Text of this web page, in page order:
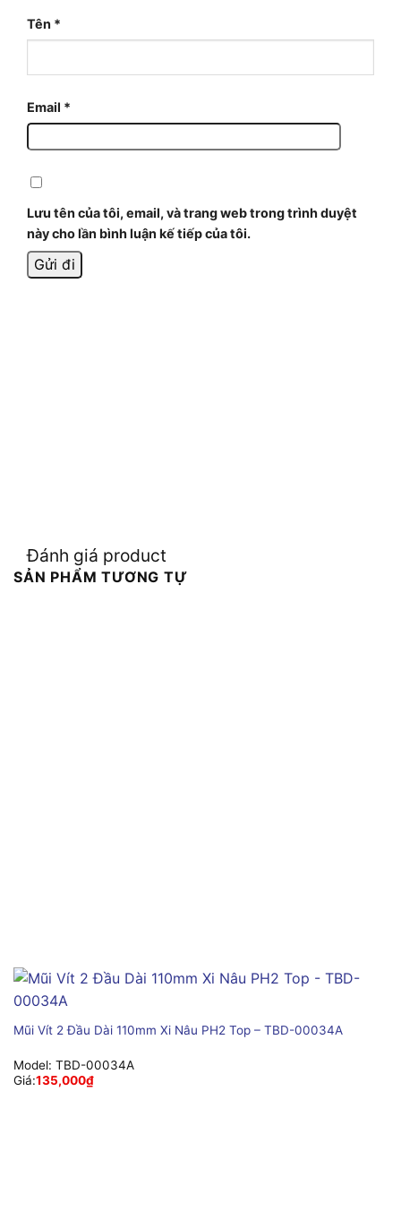
Tên *
Email *
Lưu tên của tôi, email, và trang web trong trình duyệt
này cho lần bình luận kế tiếp của tôi.
Đánh giá product
SẢN PHẨM TƯƠNG TỰ
Mũi Vít 2 Đầu Dài 110mm Xi Nâu PH2 Top – TBD-00034A
Model: TBD-00034A
Giá:135,000₫